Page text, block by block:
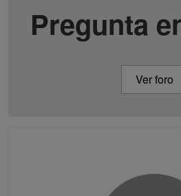
Pregunta
Ver foro